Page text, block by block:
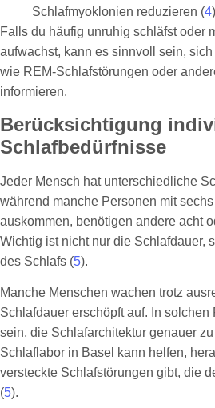
Schlafmyoklonien reduzieren (4
Falls du häufig unruhig schläfst oder
aufwachst, kann es sinnvoll sein,
wie REM-Schlafstörungen oder
informieren.
Berücksichtigung
Schlafbedürfnisse
Jeder Mensch hat unterschiedliche
während manche Personen mit
auskommen, benötigen andere acht
Wichtig ist nicht nur die Schlafdauer,
des Schlafs (5).
Manche Menschen wachen trotz
Schlafdauer erschöpft auf. In solchen
sein, die Schlafarchitektur genauer
Schlaflabor in Basel kann helfen,
versteckte Schlafstörungen gibt, die
(5).